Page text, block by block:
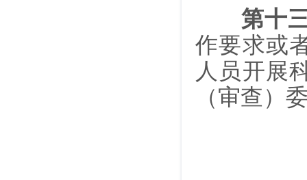
第十
作要求或
人员开展
（审查）